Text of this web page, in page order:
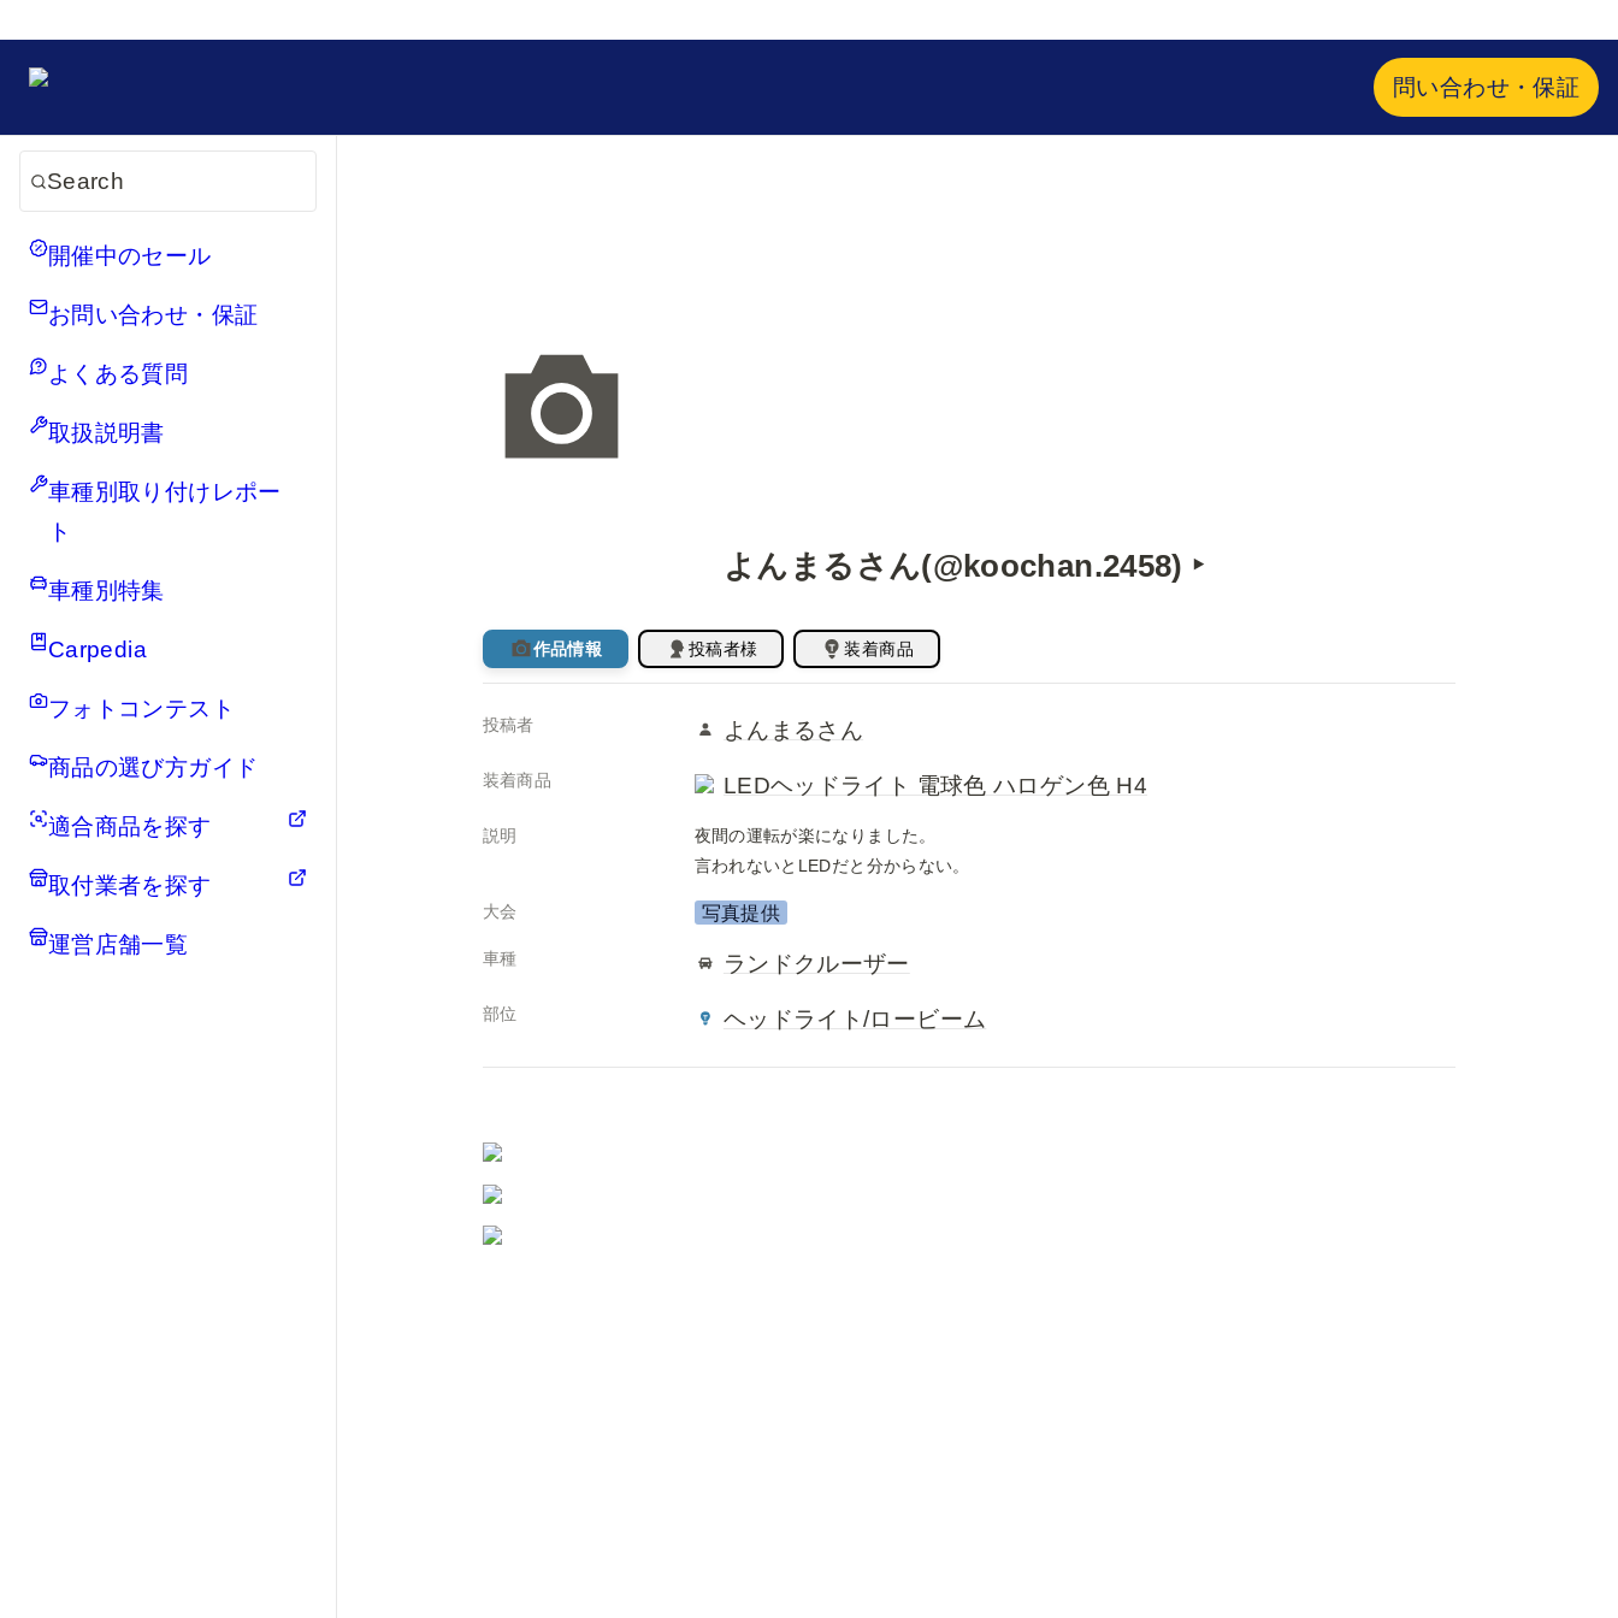
問い合わせ・保証
Search
開催中のセール
お問い合わせ・保証
よくある質問
取扱説明書
車種別取り付けレポー
ト
車種別特集
Carpedia
フォトコンテスト
商品の選び方ガイド
適合商品を探す
取付業者を探す
運営店舗一覧
よんまるさん(@koochan.2458) ‣
作品情報 投稿者様 装着商品
投稿者 よんまるさん
装着商品 LEDヘッドライト 電球色 ハロゲン色 H4
説明
夜間の運転が楽になりました。
言われないとLEDだと分からない。
大会 写真提供
車種 ランドクルーザー
部位 ヘッドライト/ロービーム